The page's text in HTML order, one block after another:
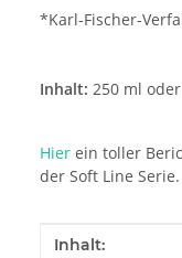
*Karl-Fischer-
Inhalt: 250 ml
Hier ein toller
der Soft Line Serie.
Wert
Inhalt: